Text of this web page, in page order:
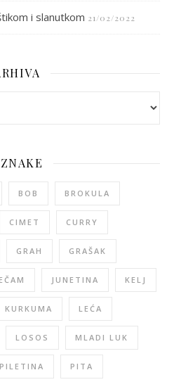
i slanutkom 21/02/2022
BOB BROKULA
CIMET CURRY
GRAH GRAŠAK
JUNETINA KELJ
KURKUMA LEĆA
LOSOS MLADI LUK
PILETINA PITA